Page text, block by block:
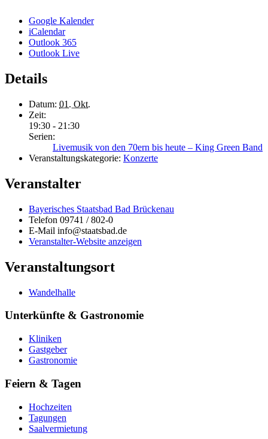
Google Kalender
iCalendar
Outlook 365
Outlook Live
Details
Datum: 01. Okt.
Zeit:
19:30 - 21:30
Serien:
Livemusik von den 70ern bis heute – King Green Band
Veranstaltungskategorie: Konzerte
Veranstalter
Bayerisches Staatsbad Bad Brückenau
Telefon 09741 / 802-0
E-Mail info@staatsbad.de
Veranstalter-Website anzeigen
Veranstaltungsort
Wandelhalle
Unterkünfte & Gastronomie
Kliniken
Gastgeber
Gastronomie
Feiern & Tagen
Hochzeiten
Tagungen
Saalvermietung